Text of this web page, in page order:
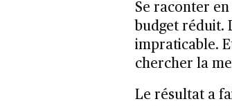
Se raconter
budget réduit.
impraticable.
chercher la
Le résultat a